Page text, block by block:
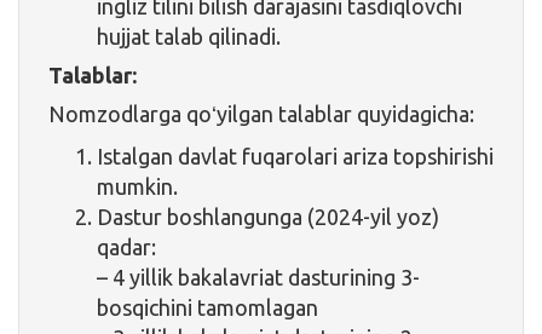
ingliz tilini bilish darajasini tasdiqlovchi
hujjat talab qilinadi.
Talablar:
Nomzodlarga qoʻyilgan talablar quyidagicha:
Istalgan davlat fuqarolari ariza topshirishi
mumkin.
Dastur boshlangunga (2024-yil yoz)
qadar:
– 4 yillik bakalavriat dasturining 3-
bosqichini tamomlagan